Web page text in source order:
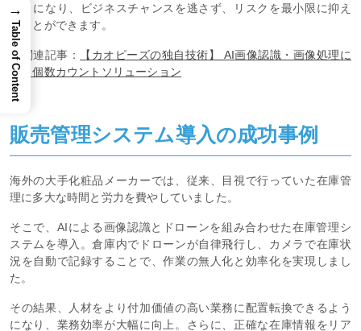
ようになり、ビジネスチャンスを逃さず、リスクを最小限に抑え
ることができます。
※関連記事：
【カオピーズの独自技術】 AI画像認識・画像処理に
よる個数カウントソリューション
販売管理システム導入の成功事例
海外の大手化粧品メーカーでは、従来、目視で行っていた在庫管
理に多大な時間と労力を費やしていました。
そこで、AIによる画像認識とドローンを組み合わせた在庫管理シ
ステムを導入。倉庫内でドローンが自律飛行し、カメラで在庫状
況を自動で記録することで、作業の無人化と効率化を実現しまし
た。
その結果、人材をより付加価値の高い業務に配置転換できるよう
になり、業務効率が大幅に向上。さらに、正確な在庫情報をリア
→
Table of Content